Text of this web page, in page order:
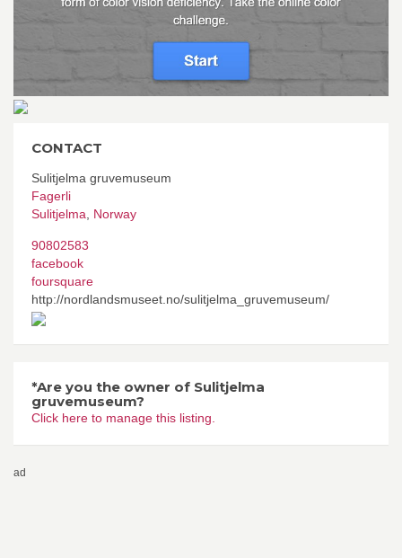
CONTACT
Sulitjelma gruvemuseum
Fagerli
Sulitjelma, Norway
90802583
facebook
foursquare
http://nordlandsmuseet.no/sulitjelma_gruvemuseum/
*Are you the owner of Sulitjelma
gruvemuseum?
Click here to manage this listing.
ad